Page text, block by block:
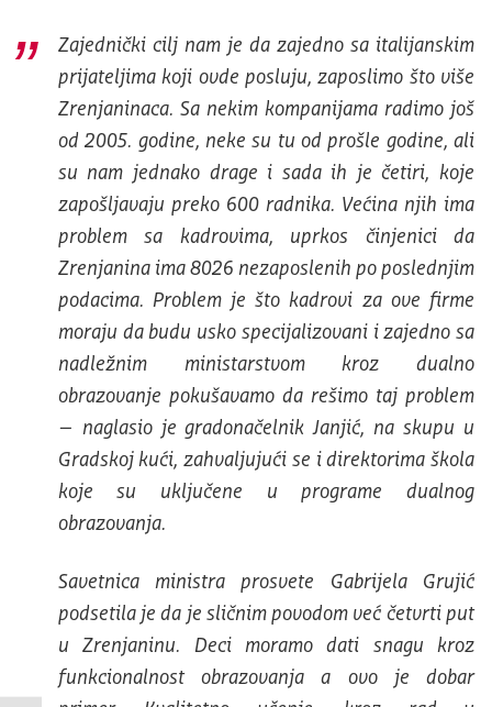
Zajednički cilj nam je da zajedno sa italijanskim
prijateljima koji ovde posluju, zaposlimo što više
Zrenjaninaca. Sa nekim kompanijama radimo još
od 2005. godine, neke su tu od prošle godine, ali
su nam jednako drage i sada ih je četiri, koje
zapošljavaju preko 600 radnika. Većina njih ima
problem sa kadrovima, uprkos činjenici da
Zrenjanina ima 8026 nezaposlenih po poslednjim
podacima. Problem je što kadrovi za ove firme
moraju da budu usko specijalizovani i zajedno sa
nadležnim ministarstvom kroz dualno
obrazovanje pokušavamo da rešimo taj problem
– naglasio je gradonačelnik Janjić, na skupu u
Gradskoj kući, zahvaljujući se i direktorima škola
koje su uključene u programe dualnog
obrazovanja.
Savetnica ministra prosvete Gabrijela Grujić
podsetila je da je sličnim povodom već četvrti put
u Zrenjaninu. Deci moramo dati snagu kroz
funkcionalnost obrazovanja a ovo je dobar